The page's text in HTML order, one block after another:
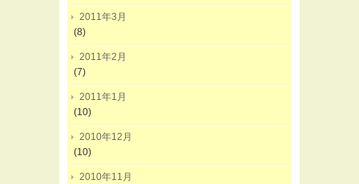
2011年3月
(8)
2011年2月
(7)
2011年1月
(10)
2010年12月
(10)
2010年11月